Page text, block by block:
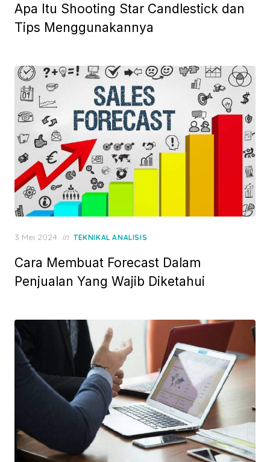
s
t
e
n
Apa Itu Shooting Star Candlestick dan
Tips Menggunakannya
P
s
t
e
n
3 Mei 2024 in TEKNIKAL ANALISIS
Cara Membuat Forecast Dalam
Penjualan Yang Wajib Diketahui